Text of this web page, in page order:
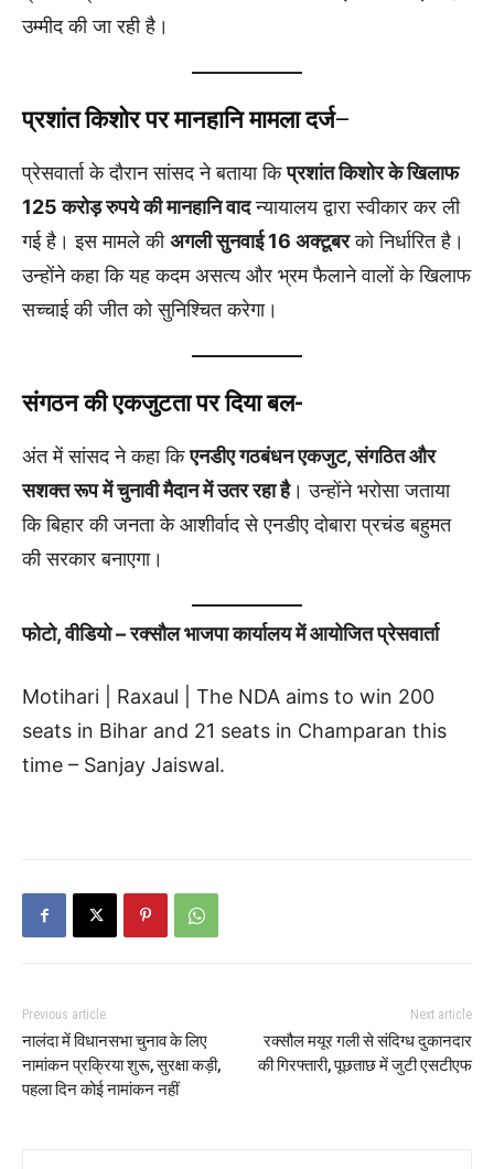
उम्मीद की जा रही है।
प्रशांत किशोर पर मानहानि मामला दर्ज–
प्रेसवार्ता के दौरान सांसद ने बताया किप्रशांत किशोर के खिलाफ
125 करोड़ रुपये की मानहानि वादन्यायालय द्वारा स्वीकार कर ली
गई है। इस मामले कीअगली सुनवाई 16 अक्टूबरको निर्धारित है।
उन्होंने कहा कि यह कदम असत्य और भ्रम फैलाने वालों के खिलाफ
सच्चाई की जीत को सुनिश्चित करेगा।
संगठन की एकजुटता पर दिया बल-
अंत में सांसद ने कहा किएनडीए गठबंधन एकजुट, संगठित और
सशक्त रूप में चुनावी मैदान में उतर रहा है। उन्होंने भरोसा जताया
कि बिहार की जनता के आशीर्वाद से एनडीए दोबारा प्रचंड बहुमत
की सरकार बनाएगा।
फोटो, वीडियो – रक्सौल भाजपा कार्यालय में आयोजित प्रेसवार्ता
Motihari | Raxaul | The NDA aims to win 200
seats in Bihar and 21 seats in Champaran this
time – Sanjay Jaiswal.
Previous article
नालंदा में विधानसभा चुनाव के लिए
नामांकन प्रक्रिया शुरू, सुरक्षा कड़ी,
पहला दिन कोई नामांकन नहीं
Next article
रक्सौल मयूर गली से संदिग्ध दुकानदार
की गिरफ्तारी, पूछताछ में जुटी एसटीएफ